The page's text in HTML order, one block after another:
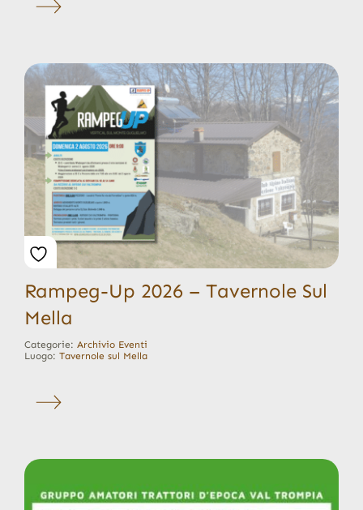
Rampeg-Up 2026 – Tavernole Sul
Mella
Categorie: Archivio Eventi
Luogo: Tavernole sul Mella